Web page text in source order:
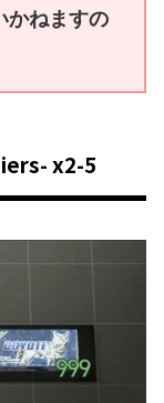
かねますの
x2-5